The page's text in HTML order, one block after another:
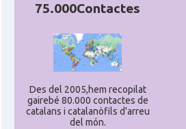
75.000Contactes
Des del 2005,hem recopilat
gairebé 80.000 contactes de
catalans i catalanòfils d'arreu
del món.